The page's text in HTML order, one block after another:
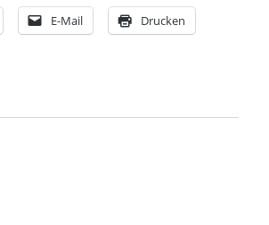
E-Mail Drucken